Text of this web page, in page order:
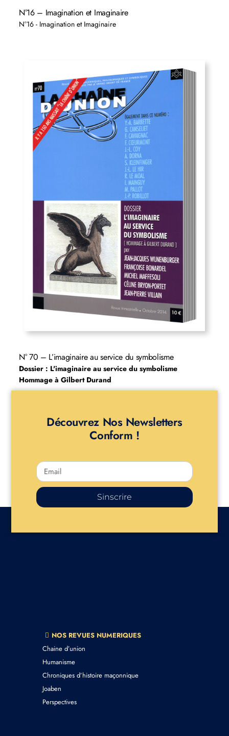
N°16 – Imagination et Imaginaire
N°16 - Imagination et Imaginaire
N° 70 – L’imaginaire au service du symbolisme
Dossier : L'imaginaire au service du symbolisme
Hommage à Gilbert Durand
Découvrez Nos Newsletters
Conform !
Sinscrire
NOS REVUES NUMERIQUES
Chaine d’union
Humanisme
Chroniques d’histoire maçonnique
Joaben
Perspectives